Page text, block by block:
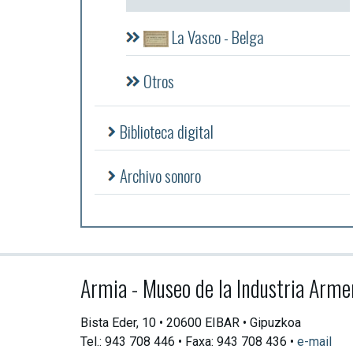
La Vasco - Belga
Otros
Biblioteca digital
Archivo sonoro
Armia - Museo de la Industria
Bista Eder, 10 • 20600 EIBAR • Gipuzkoa
Tel.: 943 708 446 • Faxa: 943 708 436 • e-mail